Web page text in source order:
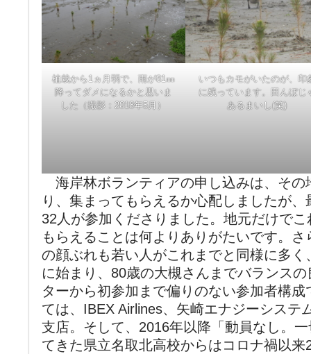
植栽から1ヵ月弱で、雨が81㎜
降ってダメになるかと思いま
した（撮影：2018年5月）
いつもカモがいたのが、印
に残っています。田んぼじ
あるまいし(笑)
海岸林ボランティアの申し込みは、その
り、集まってもらえるか心配しましたが
32人が参加くださりました。地元だけで
もらえることは何よりありがたいです。
の顔ぶれも若い人がこれまでと同様に多
に始まり、80歳の大槻さんまでバランス
ターから初参加まで偏りのない参加者構
ては、IBEX Airlines、矢崎エナジーシステ
支店。そして、2016年以降「動員なし。
てきた県立名取北高校からはコロナ禍以